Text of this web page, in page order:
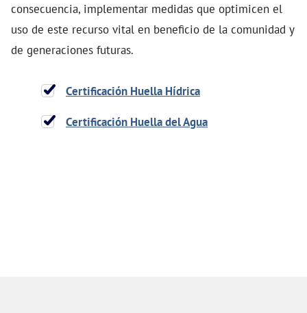
consecuencia, implementar medidas que optimicen el
uso de este recurso vital en beneficio de la comunidad y
de generaciones futuras.
Certificación Huella Hídrica
Certificación Huella del Agua